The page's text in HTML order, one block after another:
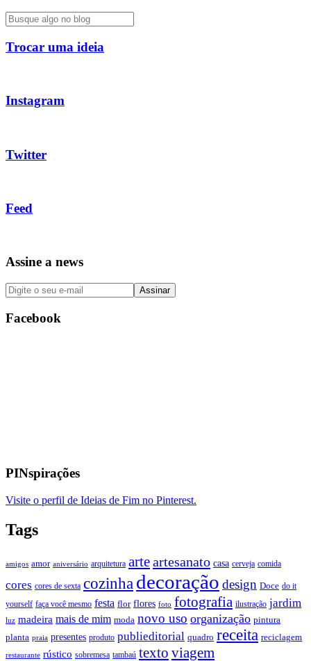
Trocar uma ideia
Instagram
Twitter
Feed
Assine a news
Facebook
PINspirações
Visite o perfil de Ideias de Fim no Pinterest.
Tags
amigos amor aniversário arquitetura arteartesanato casa cerveja comida
cores cores de sexta cozinha decoração design Doce do it
yourself faça você mesmo festa flor flores foto fotografia ilustração jardim
luz madeira mais de mim moda novo uso organização pintura
planta praia presentes produto publieditorial quadro receita reciclagem
restaurante rústico sobremesa tambaú texto viagem